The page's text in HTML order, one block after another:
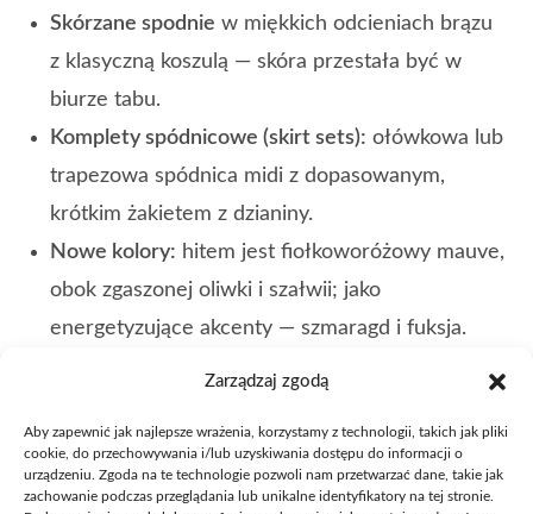
Zarządzaj zgodą
Aby zapewnić jak najlepsze wrażenia, korzystamy z technologii, takich jak pliki
cookie, do przechowywania i/lub uzyskiwania dostępu do informacji o
urządzeniu. Zgoda na te technologie pozwoli nam przetwarzać dane, takie jak
zachowanie podczas przeglądania lub unikalne identyfikatory na tej stronie.
Skórzane spodnie w miękkich odcieniach brązu
z klasyczną koszulą — skóra przestała być w
biurze tabu.
Komplety spódnicowe (skirt sets): ołówkowa lub
trapezowa spódnica midi z dopasowanym,
krótkim żakietem z dzianiny.
Nowe kolory: hitem jest fiołkoworóżowy mauve,
obok zgaszonej oliwki i szałwii; jako
energetyzujące akcenty — szmaragd i fuksja.
klapki mules z zakrytymi palcami.